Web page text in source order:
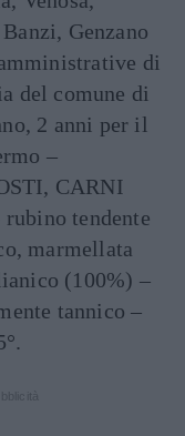
Genzano
di
del comune di
2 anni per il
–
CARNI
tendente
marmellata
(100%) –
tannico –